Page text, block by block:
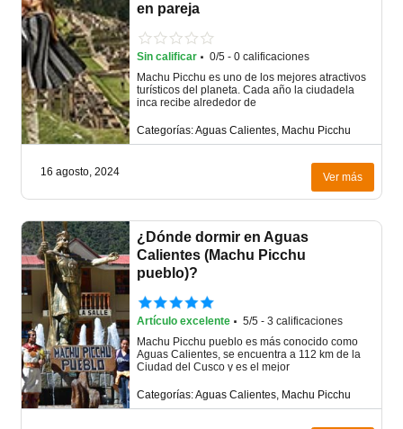
en pareja
Sin calificar ·0/5 - 0 calificaciones
Machu Picchu es uno de los mejores atractivos
turísticos del planeta. Cada año la ciudadela
inca recibe alrededor de
Categorías: Aguas Calientes, Machu Picchu
16 agosto, 2024 Ver más
¿Dónde dormir en Aguas
Calientes (Machu Picchu
pueblo)?
Artículo excelente ·5/5 - 3 calificaciones
Machu Picchu pueblo es más conocido como
Aguas Calientes, se encuentra a 112 km de la
Ciudad del Cusco y es el mejor
Categorías: Aguas Calientes, Machu Picchu